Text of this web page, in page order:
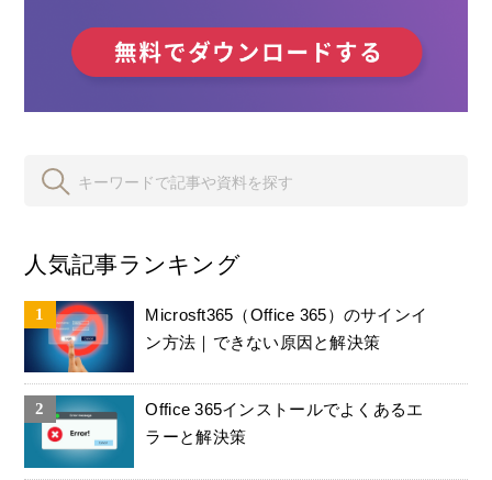
人気記事ランキング
Microsft365（Office 365）のサインイ
ン方法｜できない原因と解決策
Office 365インストールでよくあるエ
ラーと解決策